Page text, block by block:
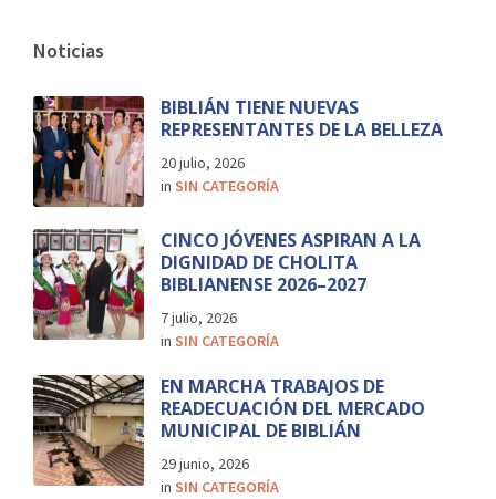
Noticias
BIBLIÁN TIENE NUEVAS
REPRESENTANTES DE LA BELLEZA
20 julio, 2026
in SIN CATEGORÍA
CINCO JÓVENES ASPIRAN A LA
DIGNIDAD DE CHOLITA
BIBLIANENSE 2026–2027
7 julio, 2026
in SIN CATEGORÍA
EN MARCHA TRABAJOS DE
READECUACIÓN DEL MERCADO
MUNICIPAL DE BIBLIÁN
29 junio, 2026
in SIN CATEGORÍA